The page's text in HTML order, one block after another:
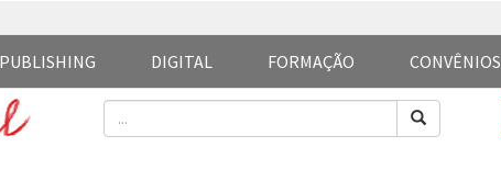
CONVÊNIOS
FORMAÇÃO
DIGITAL
PUBLISHING